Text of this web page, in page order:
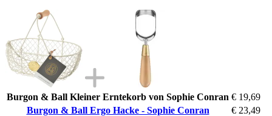
Burgon & Ball Kleiner Erntekorb von Sophie Conran € 19,69
Burgon & Ball Ergo Hacke - Sophie Conran
€ 23,49